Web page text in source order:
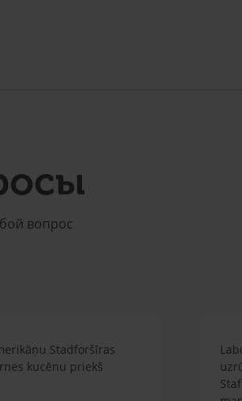
вопрос
Stadforšīras
kucēnu priekš